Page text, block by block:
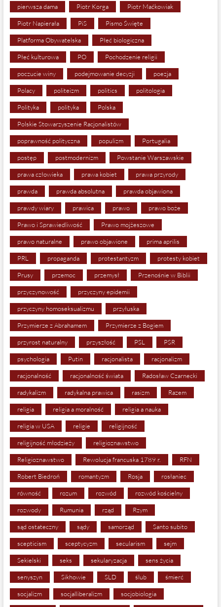
pierwsza dama Piotr Korga Piotr Maćkowiak
Piotr Napierała PiS Pismo Święte
Platforma Obywatelska Płeć biologiczna
Płeć kulturowa PO Pochodzenie religii
poczucie winy podejmowanie decyzji poezja
Polacy politeizm politics politologia
Polityka polityka Polska
Polskie Stowarzyszenie Racjonalistów
poprawność polityczna populizm Portugalia
postęp postmodernizm Powstanie Warszawskie
prawa człowieka prawa kobiet prawa przyrody
prawda prawda absolutna prawda objawiona
prawdy wiary prawica prawo prawo boże
Prawo i Sprawiedliwość Prawo mojżeszowe
prawo naturalne prawo objawione prima aprilis
PRL propaganda protestantyzm protesty kobiet
Prusy przemoc przemysł Przenośnie w Biblii
przyczynowość przyczyny epidemii
przyczyny homoseksualizmu przyłuska
Przymierze z Abrahamem Przymierze z Bogiem
przyrost naturalny przyszłość PSL PSR
psychologia Putin racjonalista racjonalizm
racjonalność racjonalność świata Radosław Czarnecki
radykalizm radykalna prawica rasizm Razem
religia religia a moralność religia a nauka
religia w USA religie religijność
religijność młodzieży religioznawstwo
Religioznawstwo Rewolucja francuska 1789 r. RFN
Robert Biedroń romantyzm Rosja rosłaniec
równość rozum rozwód rozwód kościelny
rozwody Rumunia rząd Rzym
sąd ostateczny sądy samorząd Santo subito
scepticism sceptycyzm secularism sejm
Sekielski seks sekularyzacja sens życia
senyszyn Sikhowie SLD ślub śmierć
socjalizm socjalliberalizm socjobiologia